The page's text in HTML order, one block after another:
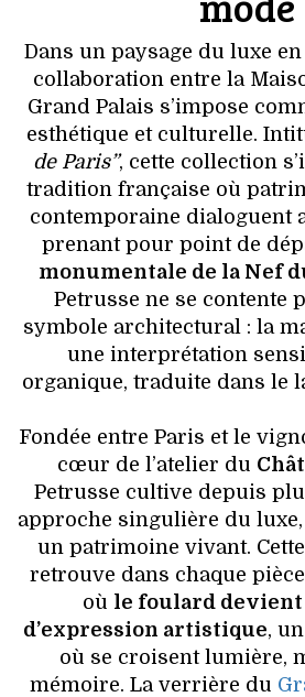
Dans un paysage du luxe
collaboration entre la
Grand Palais s’impose
esthétique et culturelle.
de Paris”, cette collection
tradition française où
contemporaine dialoguent
prenant pour point de
monumentale de la Nef
Petrusse ne se contente
symbole architectural : la
une interprétation
organique, traduite dans le
Fondée entre Paris et le
cœur de l’atelier du
Petrusse cultive depuis
approche singulière du
un patrimoine vivant.
retrouve dans chaque
où le foulard devient
d’expression artistique,
où se croisent lumière,
mémoire. La verrière du